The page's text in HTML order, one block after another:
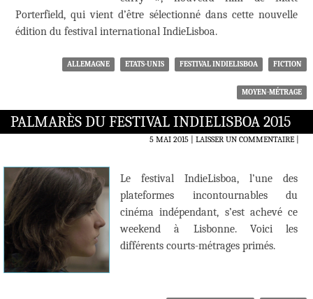
Porterfield, qui vient d’être sélectionné dans cette nouvelle
édition du festival international IndieLisboa.
ALLEMAGNE ETATS-UNIS FESTIVAL INDIELISBOA FICTION
MOYEN-MÉTRAGE
PALMARÈS DU FESTIVAL INDIELISBOA 2015
5 MAI 2015 LAISSER UN COMMENTAIRE|
Le festival IndieLisboa, l’une des
plateformes incontournables du
cinéma indépendant, s’est achevé ce
weekend à Lisbonne. Voici les
différents courts-métrages primés.